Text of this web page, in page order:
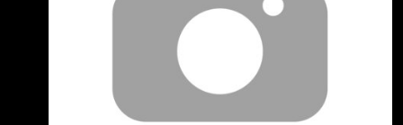
完全不知情！ 偷渡客丟船離開人間蒸發， 期間
完全沒有任何海巡巡邏人員、安檢所車跡或雷達
發出警報！發覺有異樣？ (顯見船隻極可能是在
深夜或清晨天未亮時趁隙登陸)。(原文補充修正)
【事情經過：】 7 月 24 日前後，有熱心釣客在